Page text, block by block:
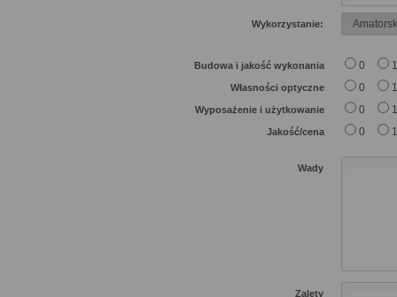
Wykorzystanie:
Budowa i jakość wykonania 0 1
Własności optyczne 0 1
Wyposażenie i użytkowanie 0 1
Jakość/cena 0 1
Wady
Zalety